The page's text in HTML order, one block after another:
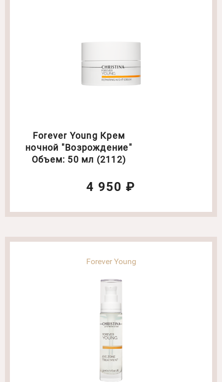
Forever Young Крем
ночной "Возрождение"
Объем: 50 мл (2112)
4 950 ₽
Forever Young